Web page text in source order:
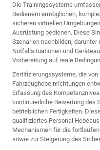
Die Trainingssysteme
Bedienern ermöglichen,
sicheren virtuellen
Ausrüstung bedienen. Diese
Szenarien nachbilden,
Notfallsituationen und
Vorbereitung auf reale
Zertifizierungssysteme, die
Fahrzeughebeinrichtungen
Erfassung des
kontinuierliche Bewertung des
betrieblichen Fertigkeiten.
qualifiziertes Personal
Mechanismen für die
sowie zur Steigerung des